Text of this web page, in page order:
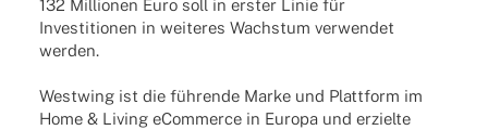
132 Millio­nen Euro soll in erster Linie für
Inves­ti­tio­nen in weite­res Wachs­tum verwen­det
werden.
West­wing ist die führende Marke und Platt­form im
Home & Living eCom­merce in Europa und erzielte